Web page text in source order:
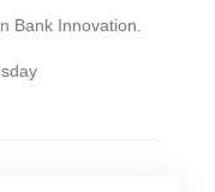
Bank Innovation.